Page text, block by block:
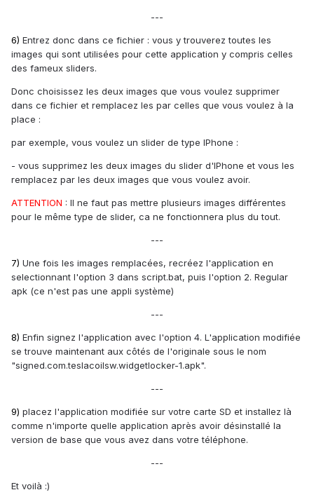
---
6) Entrez donc dans ce fichier : vous y trouverez toutes les
images qui sont utilisées pour cette application y compris celles
des fameux sliders.
Donc choisissez les deux images que vous voulez supprimer
dans ce fichier et remplacez les par celles que vous voulez à la
place :
par exemple, vous voulez un slider de type IPhone :
- vous supprimez les deux images du slider d'IPhone et vous les
remplacez par les deux images que vous voulez avoir.
ATTENTION : Il ne faut pas mettre plusieurs images différentes
pour le même type de slider, ca ne fonctionnera plus du tout.
---
7) Une fois les images remplacées, recréez l'application en
selectionnant l'option 3 dans script.bat, puis l'option 2. Regular
apk (ce n'est pas une appli système)
---
8) Enfin signez l'application avec l'option 4. L'application modifiée
se trouve maintenant aux côtés de l'originale sous le nom
"signed.com.teslacoilsw.widgetlocker-1.apk".
---
9) placez l'application modifiée sur votre carte SD et installez là
comme n'importe quelle application après avoir désinstallé la
version de base que vous avez dans votre téléphone.
---
Et voilà :)